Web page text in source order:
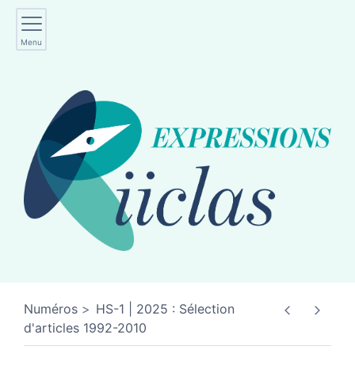
Menu
Numéros
HS-1 | 2025 : Sélection
d'articles 1992-2010